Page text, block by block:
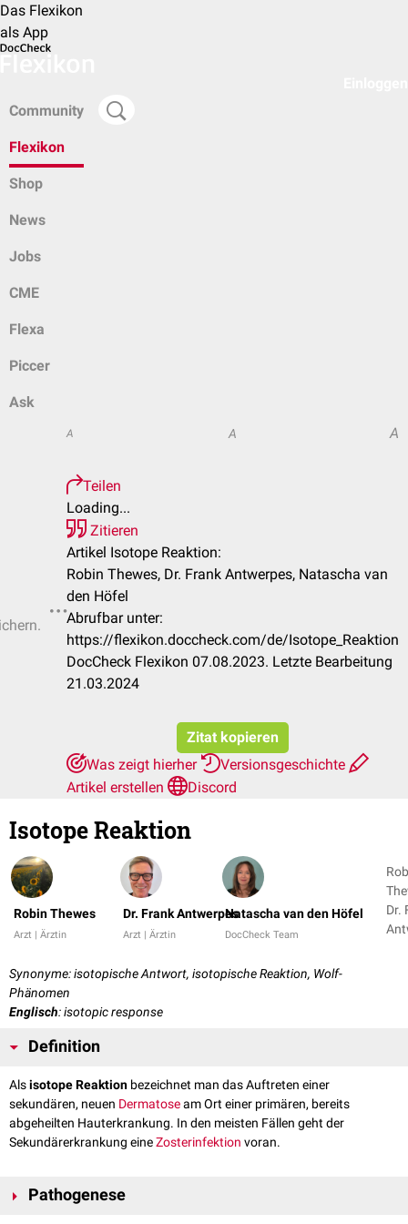
Das Flexikon
als App
Community
Flexikon
Shop
News
Jobs
CME
Flexa
Piccer
Ask
A A A
Teilen
Loading...
Zitieren
Artikel Isotope Reaktion:
Robin Thewes, Dr. Frank Antwerpes, Natascha van
den Höfel
Abrufbar unter:
https://flexikon.doccheck.com/de/Isotope_Reaktion
DocCheck Flexikon 07.08.2023. Letzte Bearbeitung
21.03.2024
Zitat kopieren
Was zeigt hierher
Versionsgeschichte
Artikel erstellen
Discord
Isotope Reaktion
Robin Thewes
Arzt | Ärztin
Dr. Frank Antwerpes
Arzt | Ärztin
Natascha van den Höfel
DocCheck Team
Dr.
Synonyme: isotopische Antwort, isotopische Reaktion, Wolf-
Phänomen
Englisch: isotopic response
Definition
Alsisotope Reaktion bezeichnet man das Auftreten einer
sekundären, neuen Dermatoseam Ort einer primären, bereits
abgeheilten Hauterkrankung. In den meisten Fällen geht der
Sekundärerkrankung eineZosterinfektion voran.
Pathogenese